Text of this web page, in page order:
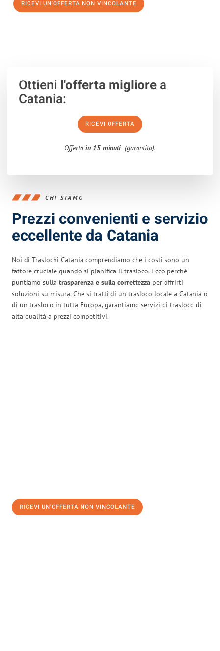
RICEVI UN'OFFERTA NON VINCOLANTE
Ottieni l'offerta migliorea
Catania:
RICEVI OFFERTA
Offerta in 15 minuti (garantita).
CHI SIAMO
Prezzi convenienti e servizio
eccellente da Catania
Noi di Traslochi Catania comprendiamo che i costi sono un
fattore cruciale quando si pianifica il trasloco. Ecco perché
puntiamo sulla trasparenza e sulla correttezza per offrirti
soluzioni su misura. Che si tratti di un trasloco locale a Catania o
di un trasloco in tutta Europa, garantiamo servizi di trasloco di
alta qualità a prezzi competitivi.
RICEVI UN'OFFERTA NON VINCOLANTE